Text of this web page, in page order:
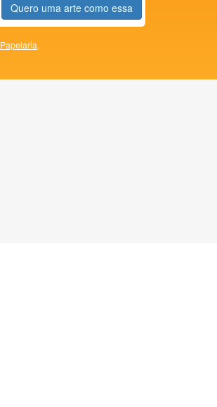
Quero uma arte como essa
Papelaria,